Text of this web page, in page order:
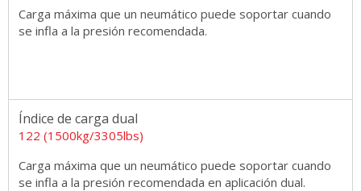
Carga máxima que un neumático puede soportar cuando
se infla a la presión recomendada.
Índice de carga dual
122 (1500kg/3305lbs)
Carga máxima que un neumático puede soportar cuando
se infla a la presión recomendada en aplicación dual.